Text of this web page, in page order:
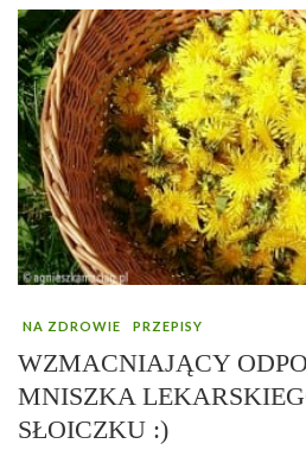
NA ZDROWIE PRZEPISY
WZMACNIAJĄCY
MNISZKA
SŁOICZKU :)